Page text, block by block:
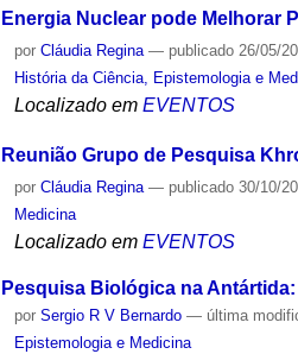
Energia Nuclear pode Melhorar
porCláudia Regina — publicado 26/05/
História da Ciência, Epistemologia e
Localizado em EVENTOS
Reunião Grupo de Pesquisa
porCláudia Regina — publicado 30/10/
Medicina
Localizado em EVENTOS
Pesquisa Biológica na Antártida:
porSergio R V Bernardo — última
Epistemologia e Medicina